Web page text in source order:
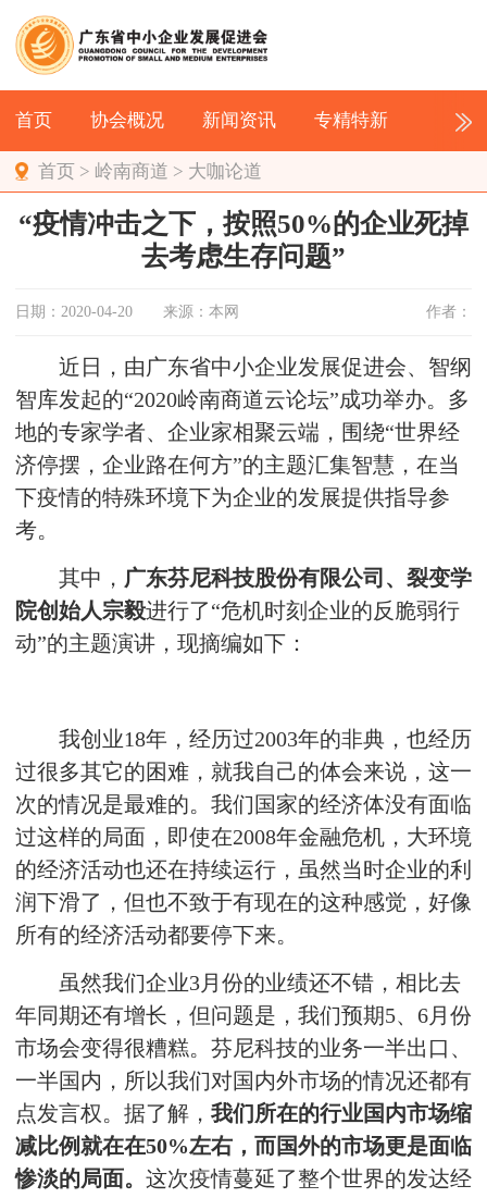
首页 协会概况 新闻资讯 专精特新
首页 > 岭南商道 > 大咖论道
“疫情冲击之下，按照50%的企业死掉
去考虑生存问题”
日期：2020-04-20 来源：本网 作者：
近日，由广东省中小企业发展促进会、智纲
智库发起的“2020岭南商道云论坛”成功举办。多
地的专家学者、企业家相聚云端，围绕“世界经
济停摆，企业路在何方”的主题汇集智慧，在当
下疫情的特殊环境下为企业的发展提供指导参
考。
其中， 广东芬尼科技股份有限公司、裂变学
院创始人宗毅进行了“危机时刻企业的反脆弱行
动”的主题演讲，现摘编如下：
我创业18年，经历过2003年的非典，也经历
过很多其它的困难，就我自己的体会来说，这一
次的情况是最难的。我们国家的经济体没有面临
过这样的局面，即使在2008年金融危机，大环境
的经济活动也还在持续运行，虽然当时企业的利
润下滑了，但也不致于有现在的这种感觉，好像
所有的经济活动都要停下来。
虽然我们企业3月份的业绩还不错，相比去
年同期还有增长，但问题是，我们预期5、6月份
市场会变得很糟糕。芬尼科技的业务一半出口、
一半国内，所以我们对国内外市场的情况还都有
点发言权。据了解， 我们所在的行业国内市场缩
减比例就在在50%左右，而国外的市场更是面临
惨淡的局面。 这次疫情蔓延了整个世界的发达经